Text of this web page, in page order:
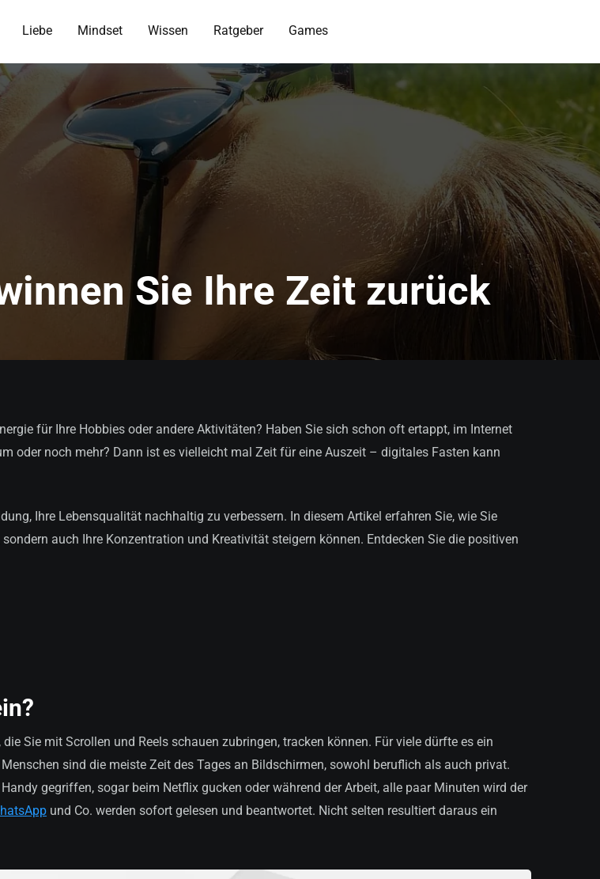
Liebe Mindset Wissen Ratgeber Games
Sie Ihre Zeit zurück
für Ihre Hobbies oder andere Aktivitäten? Haben Sie sich schon oft ertappt, im Internet
oder noch mehr? Dann ist es vielleicht mal Zeit für eine Auszeit – digitales Fasten kann
Ihre Lebensqualität nachhaltig zu verbessern. In diesem Artikel erfahren Sie, wie Sie
auch Ihre Konzentration und Kreativität steigern können. Entdecken Sie die positiven
Sie mit Scrollen und Reels schauen zubringen, tracken können. Für viele dürfte es ein
sind die meiste Zeit des Tages an Bildschirmen, sowohl beruflich als auch privat.
gegriffen, sogar beim Netflix gucken oder während der Arbeit, alle paar Minuten wird der
und Co. werden sofort gelesen und beantwortet. Nicht selten resultiert daraus ein